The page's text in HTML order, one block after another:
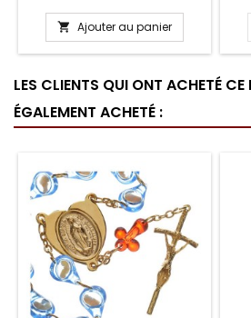
 Ajouter au panier
LES CLIENTS QUI ONT ACHETÉ
ÉGALEMENT ACHETÉ :